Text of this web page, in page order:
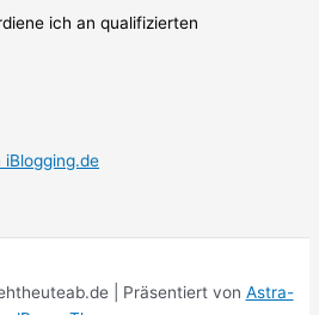
ich an qualifizierten
| Präsentiert von Astra-